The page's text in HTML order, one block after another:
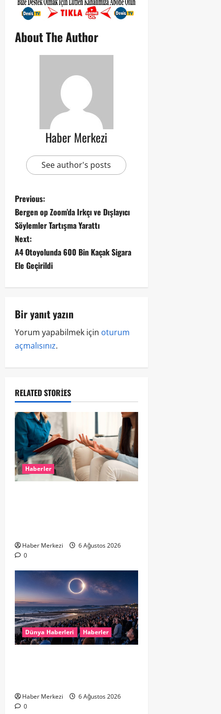
About The Author
Haber Merkezi
See author's posts
Previous:
Bergen op Zoom’da Irkçı ve Dışlayıcı
Söylemler Tartışma Yarattı
Next:
A4 Otoyolunda 600 Bin Kaçak Sigara
Ele Geçirildi
Bir yanıt yazın
Yorum yapabilmek için oturum
açmalısınız.
RELATED STORIES
Haberler
Haber Merkezi
6 Ağustos 2026
0
Dünya Haberleri Haberler
Haber Merkezi
6 Ağustos 2026
0